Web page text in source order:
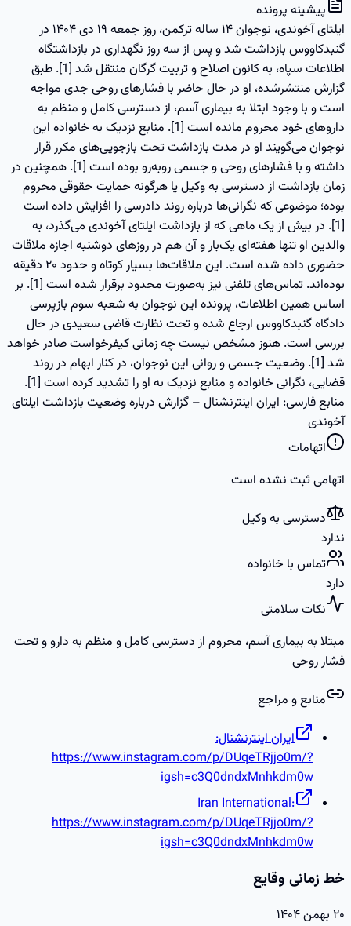
پیشینه پرونده
ایلتای آخوندی، نوجوان ۱۴ ساله ترکمن، روز جمعه ۱۹ دی ۱۴۰۴ در
گنبدکاووس بازداشت شد و پس از سه روز نگهداری در بازداشتگاه
اطلاعات سپاه، به کانون اصلاح و تربیت گرگان منتقل شد [1]. طبق
گزارش منتشرشده، او در حال حاضر با فشارهای روحی جدی مواجه
است و با وجود ابتلا به بیماری آسم، از دسترسی کامل و منظم به
داروهای خود محروم مانده است [1]. منابع نزدیک به خانواده این
نوجوان می‌گویند او در مدت بازداشت تحت بازجویی‌های مکرر قرار
داشته و با فشارهای روحی و جسمی روبه‌رو بوده است [1]. همچنین در
زمان بازداشت از دسترسی به وکیل یا هرگونه حمایت حقوقی محروم
بوده؛ موضوعی که نگرانی‌ها درباره روند دادرسی را افزایش داده است
[1]. در بیش از یک ماهی که از بازداشت ایلتای آخوندی می‌گذرد، به
والدین او تنها هفته‌ای یک‌بار و آن هم در روزهای دوشنبه اجازه ملاقات
حضوری داده شده است. این ملاقات‌ها بسیار کوتاه و حدود ۲۰ دقیقه
بوده‌اند. تماس‌های تلفنی نیز به‌صورت محدود برقرار شده است [1]. بر
اساس همین اطلاعات، پرونده این نوجوان به شعبه سوم بازپرسی
دادگاه گنبدکاووس ارجاع شده و تحت نظارت قاضی سعیدی در حال
بررسی است. هنوز مشخص نیست چه زمانی کیفرخواست صادر خواهد
شد [1]. وضعیت جسمی و روانی این نوجوان، در کنار ابهام در روند
قضایی، نگرانی خانواده و منابع نزدیک به او را تشدید کرده است [1].
منابع فارسی: ایران اینترنشنال – گزارش درباره وضعیت بازداشت ایلتای
آخوندی
اتهامات
اتهامی ثبت نشده است
دسترسی به وکیل
ندارد
تماس با خانواده
دارد
نکات سلامتی
مبتلا به بیماری آسم، محروم از دسترسی کامل و منظم به دارو و تحت
فشار روحی
منابع و مراجع
ایران اینترنشنال:
https://www.instagram.com/p/DUqeTRjjo0m/?
igsh=c3Q0dndxMnhkdm0w
Iran International:
https://www.instagram.com/p/DUqeTRjjo0m/?
igsh=c3Q0dndxMnhkdm0w
خط زمانی وقایع
۲۰ بهمن ۱۴۰۴